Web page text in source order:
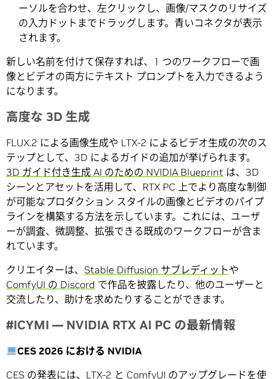
ーソルを合わせ、左クリックし、画像/マスクのリサイズ
の入力ドットまでドラッグします。青いコネクタが表示
されます。
新しい名前を付けて保存すれば、1 つのワークフローで画
像とビデオの両方にテキスト プロンプトを入力できるよう
になります。
高度な 3D 生成
FLUX.2 による画像生成や LTX‑2 によるビデオ生成の次のス
テップとして、3D によるガイドの追加が挙げられます。
3D ガイド付き生成 AI のための NVIDIA Blueprint は、3D
シーンとアセットを活用して、RTX PC 上でより高度な制御
が可能なプロダクション スタイルの画像とビデオのパイプ
ラインを構築する方法を示しています。これには、ユーザ
ーが調査、微調整、拡張できる既成のワークフローが含ま
れています。
クリエイターは、 Stable Diffusion サブレディットや
ComfyUI の Discord で作品を披露したり、他のユーザーと
交流したり、助けを求めたりすることができます。
#ICYMI — NVIDIA RTX AI PC の最新情報
CES 2026 における NVIDIA
CES の発表には、LTX-2 と ComfyUI のアップグレードを使